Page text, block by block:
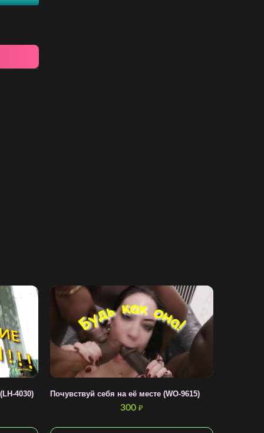
4030) Почувствуй себя на её месте (WO-9615)
300 ₽